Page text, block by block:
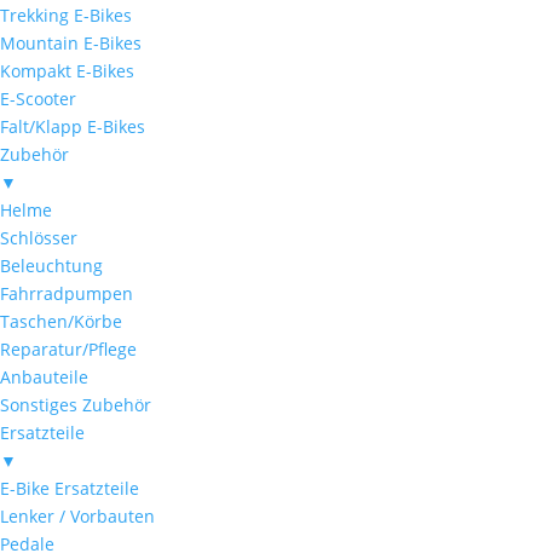
Trekking E-Bikes
Mountain E-Bikes
Kompakt E-Bikes
E-Scooter
Falt/Klapp E-Bikes
Zubehör
▼
Helme
Schlösser
Beleuchtung
Fahrradpumpen
Taschen/Körbe
Reparatur/Pflege
Anbauteile
Sonstiges Zubehör
Ersatzteile
▼
E-Bike Ersatzteile
Lenker / Vorbauten
Pedale